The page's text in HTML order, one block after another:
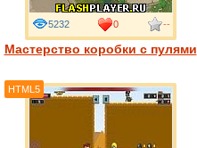
Мастерство коробки с пулями
5232 0 --
HTML5